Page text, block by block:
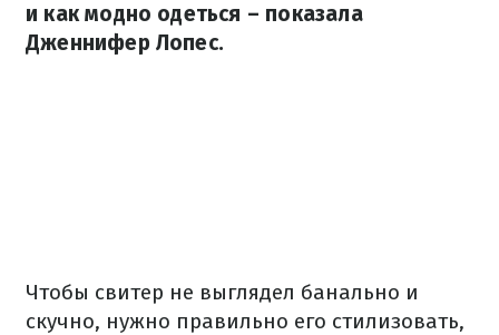
и как модно одеться – показала
Дженнифер Лопес.
Чтобы свитер не выглядел банально и
скучно, нужно правильно его стилизовать,